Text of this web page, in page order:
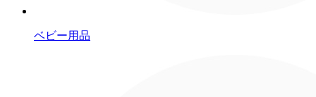
ベビー用品